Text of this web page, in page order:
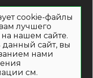
cookie-файлы
лучшего
на нашем сайте.
данный сайт, вы
нами
см.